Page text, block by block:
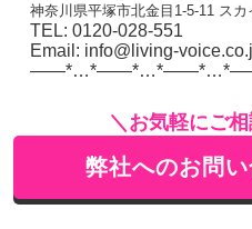
神奈川県平塚市北金目1-5-11 スカ
TEL: 0120-028-551
Email: info@living-
＼お気軽にご
弊社へのお問